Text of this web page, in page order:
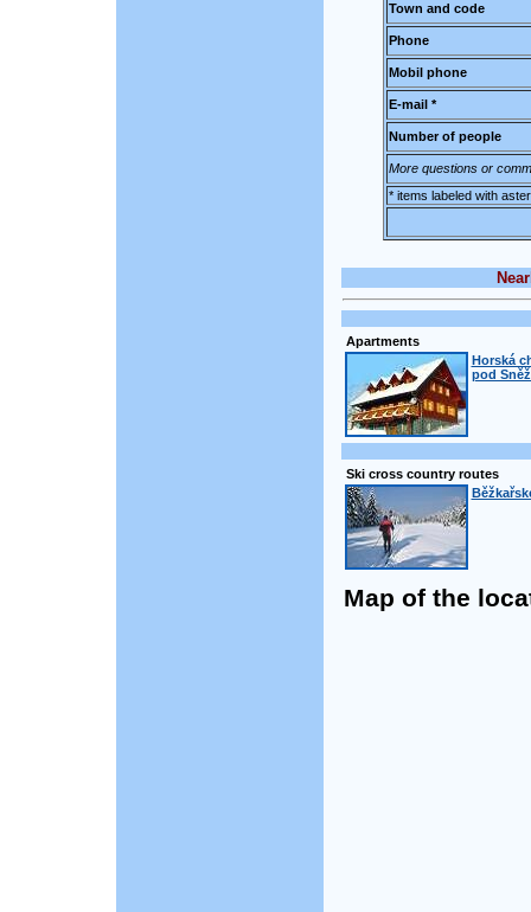
Town and code
Phone
Mobil phone
E-mail *
Number of people
More questions or
* items labeled with
Apartments
Horská
pod
Ski cross country routes
Map of the